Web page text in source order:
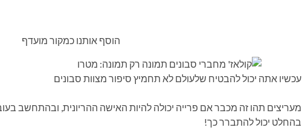
הוסף אותנו כמקור מועדף
עכשיו אתה יכול להבטיח שלעולם לא תחמיץ סיפור מצוות סבונים
מעריצים תהו זה מכבר אם פרייה יכולה להיות האישה ההריונית, ובהתחשב
בהחלט יכול להתברר כך!